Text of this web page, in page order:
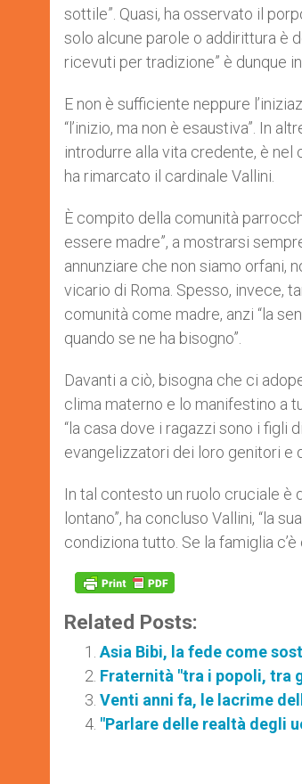
sottile”. Quasi, ha osservato il
solo alcune parole o addirittura è
ricevuti per tradizione” è dunque
E non è sufficiente neppure
“l’inizio, ma non è esaustiva”. In
introdurre alla vita credente, è nel
ha rimarcato il cardinale Vallini.
È compito della comunità
essere madre”, a mostrarsi
annunziare che non siamo orfani,
vicario di Roma. Spesso, invece,
comunità come madre, anzi “la
quando se ne ha bisogno”.
Davanti a ciò, bisogna che ci
clima materno e lo manifestino a
“la casa dove i ragazzi sono i figli
evangelizzatori dei loro genitori e
In tal contesto un ruolo cruciale è
lontano”, ha concluso Vallini, “la
condiziona tutto. Se la famiglia c’è
Related Posts:
Asia Bibi, la fede come
Fraternità "tra i popoli, tra
Venti anni fa, le lacrime
"Parlare delle realtà degli